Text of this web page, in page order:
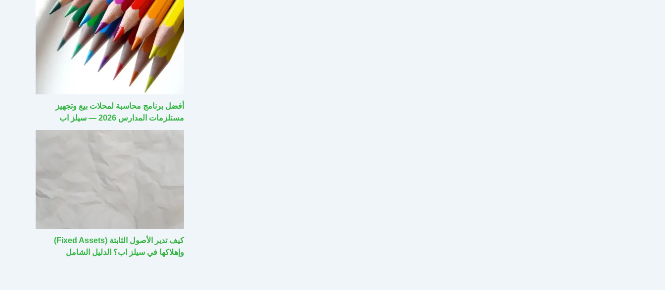
أفضل برنامج محاسبة لمحلات بيع وتجهيز
مستلزمات المدارس 2026 — سيلز اب
كيف تدير الأصول الثابتة (Fixed Assets)
وإهلاكها في سيلز اب؟ الدليل الشامل